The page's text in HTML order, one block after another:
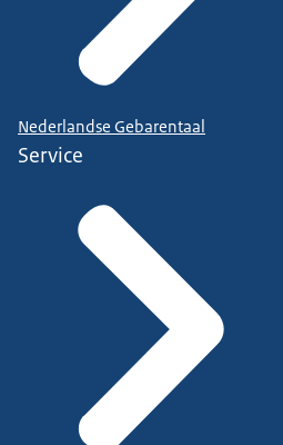
Nederlandse Gebarentaal
Service